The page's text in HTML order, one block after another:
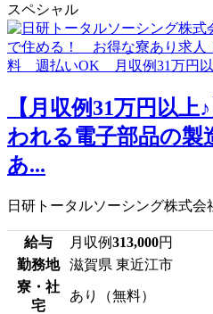
スペシャル
【月収例31万円以
われる電子部品の製
あ...
日研トータルソーシング株式会
給与 月収例313,000円
勤務地
滋賀県 東近江市
寮・社
宅
あり（無料）